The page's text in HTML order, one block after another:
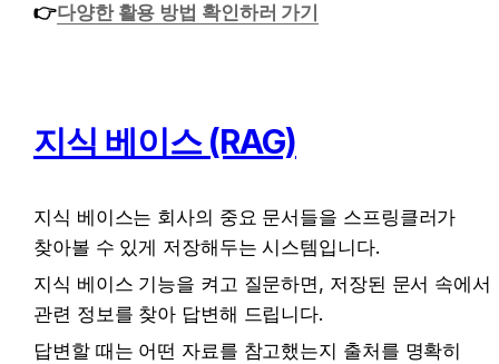
👉다양한 활용 방법 확인하러 가기
지식 베이스 (RAG)
지식 베이스는 회사의 중요 문서들을 스프링클러가
찾아볼 수 있게 저장해두는 시스템입니다.
지식 베이스 기능을 켜고 질문하면, 저장된 문서 속에서
관련 정보를 찾아 답변해 드립니다.
답변할 때는 어떤 자료를 참고했는지 출처를 명확히